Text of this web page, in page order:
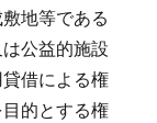
地等である
公益的施設
借による権
的とする権